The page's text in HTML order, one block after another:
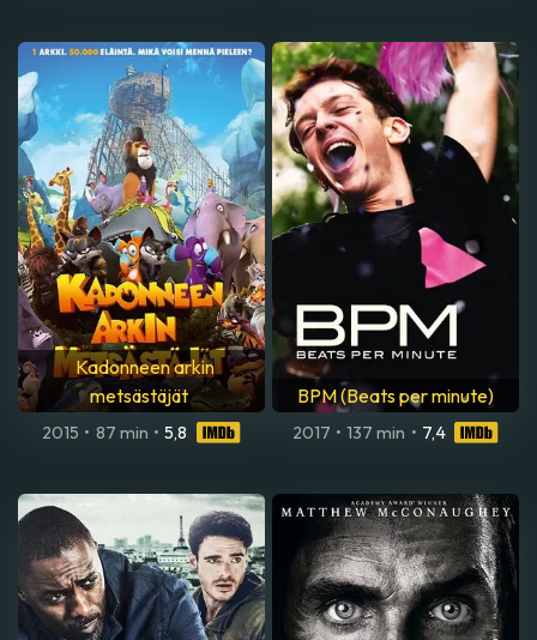
Kadonneen arkin
metsästäjät
2015 • 87 min • 5,8
BPM (Beats per minute)
2017 • 137 min • 7,4